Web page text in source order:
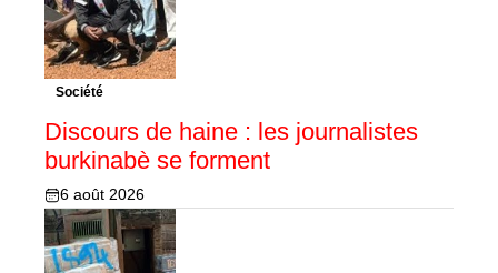
Société
Discours de haine : les journalistes
burkinabè se forment
6 août 2026